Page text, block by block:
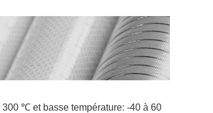
℃ et basse température: -40 à 60